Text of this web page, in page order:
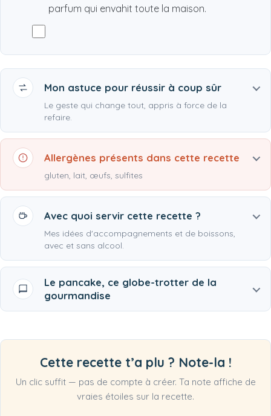
parfum qui envahit toute la maison.
Mon astuce pour réussir à coup sûr
Le geste qui change tout, appris à force de la
refaire.
Allergènes présents dans cette recette
gluten, lait, œufs, sulfites
Avec quoi servir cette recette ?
Mes idées d'accompagnements et de boissons,
avec et sans alcool.
Le pancake, ce globe-trotter de la
gourmandise
Cette recette t’a plu ? Note-la !
Un clic suffit — pas de compte à créer. Ta note affiche de
vraies étoiles sur la recette.